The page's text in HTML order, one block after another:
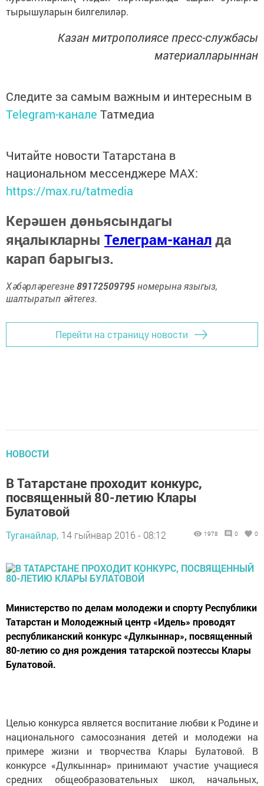
тырышуларын билгелиләр.
Казан митрополиясе пресс-службасы
материалларыннан
Следите за самым важным и интересным в
Telegram-канале Татмедиа
Читайте новости Татарстана в
национальном мессенджере MАХ:
https://max.ru/tatmedia
Керәшен дөньясындагы
яңалыкларны Телеграм-каналда
карап барыгыз.
Хәбәрләрегезне89172509795номерына языгыз,
шалтыратып әйтегез.
Перейти на страницу новости
НОВОСТИ
В Татарстане проходит конкурс,
посвященный 80-летию Клары
Булатовой
Туганайлар, 14 гыйнвар 2016 - 08:12 1978 0 0
Министерство по делам молодежи и спорту Республики
Татарстан и Молодежный центр «Идель» проводят
республиканский конкурс «Дулкыннар», посвященный
80-летию со дня рождения татарской поэтессы Клары
Булатовой.
Целью конкурса является воспитание любви к Родине и
национального самосознания детей и молодежи на
примере жизни и творчества Клары Булатовой. В
конкурсе «Дулкыннар» принимают участие учащиеся
средних общеобразовательных школ, начальных,